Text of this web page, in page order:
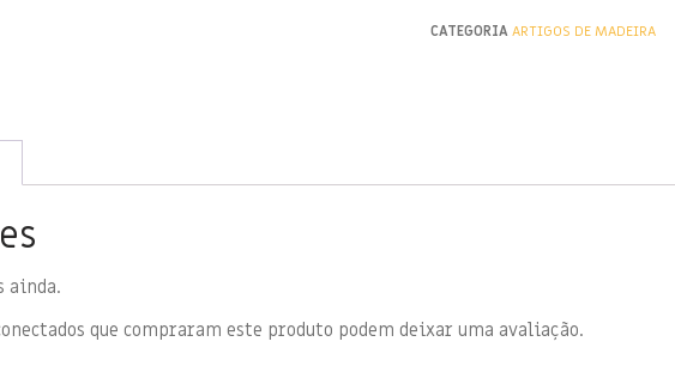
CATEGORIAARTIGOS DE MADEIRA
ainda.
que compraram este produto podem deixar uma avaliação.